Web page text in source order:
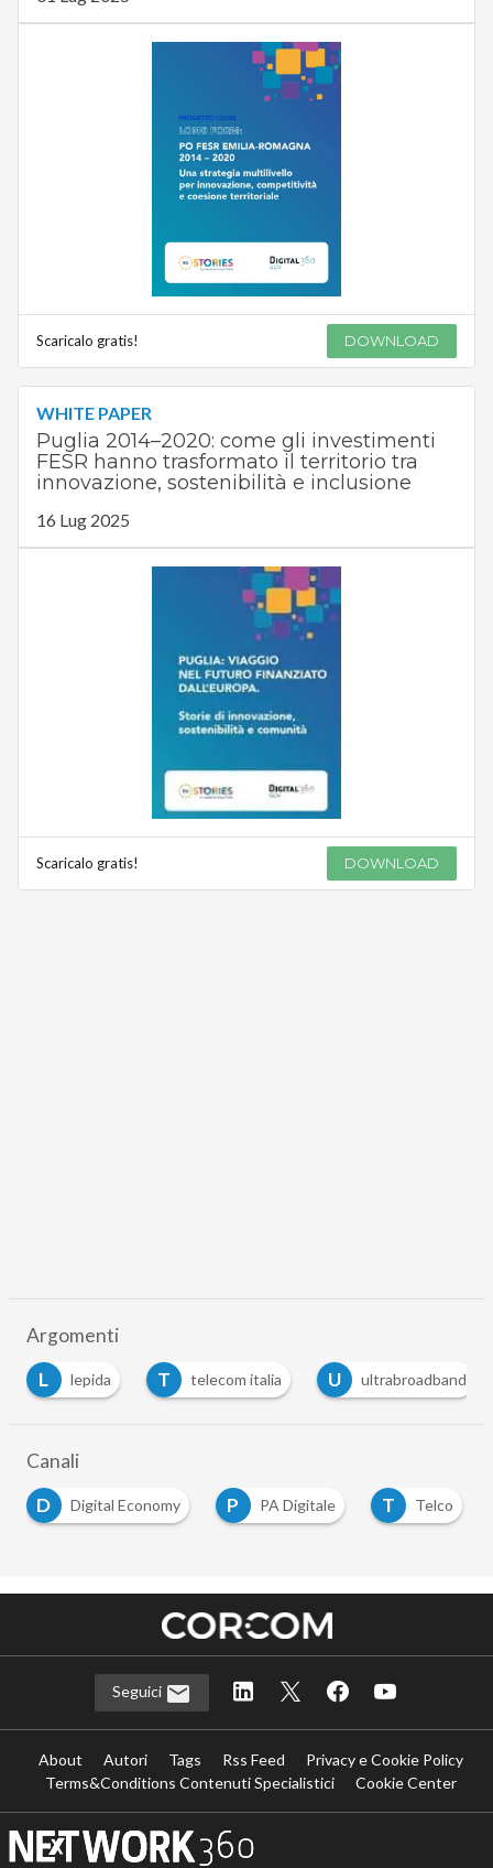
Scaricalo gratis! DOWNLOAD
WHITE PAPER
Puglia 2014–2020: come gli investimenti
FESR hanno trasformato il territorio tra
innovazione, sostenibilità e inclusione
16 Lug 2025
Scaricalo gratis! DOWNLOAD
Argomenti
L
lepida T telecom italia U ultrabroadband
Canali
D
Digital Economy P PA Digitale T Telco
Seguici
About Autori Tags Rss Feed
Privacy e Cookie Policy
Terms&Conditions Contenuti Specialistici
Cookie Center